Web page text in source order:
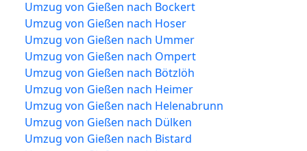
Umzug von Gießen nach Bockert
Umzug von Gießen nach Hoser
Umzug von Gießen nach Ummer
Umzug von Gießen nach Ompert
Umzug von Gießen nach Bötzlöh
Umzug von Gießen nach Heimer
Umzug von Gießen nach Helenabrunn
Umzug von Gießen nach Dülken
Umzug von Gießen nach Bistard